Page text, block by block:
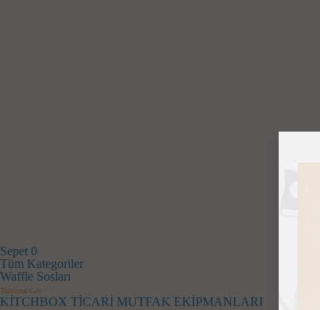
Sepet 0
Tüm Kategoriler
Waffle Sosları
Tümünü Gör
KİTCHBOX TİCARİ MUTFAK EKİPMANLARI